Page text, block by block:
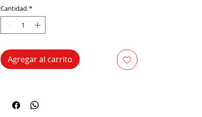
motores moderna.
Cantidad *
Agregar al carrito